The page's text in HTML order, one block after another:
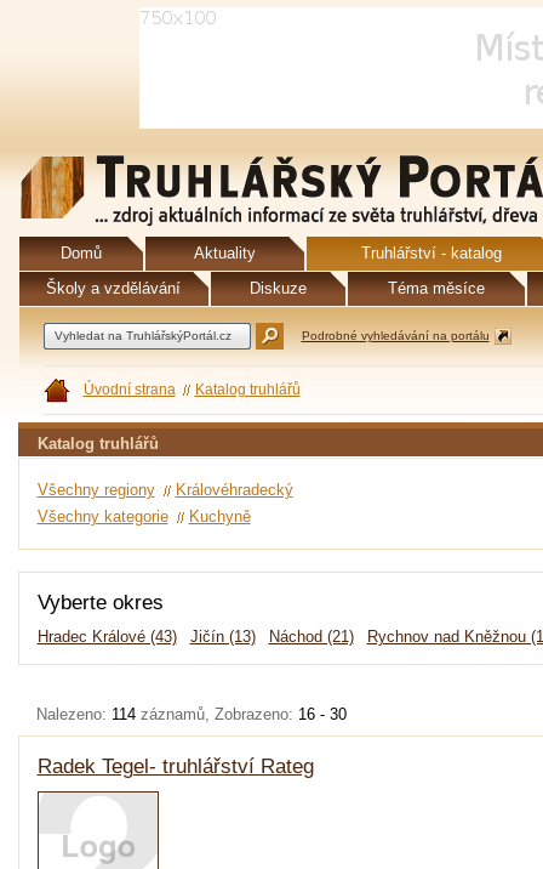
Domů Aktuality
Truhlářství - katalog
Školy a vzdělávání
Diskuze Téma měsíce
Podrobné vyhledávání na portálu
Úvodní strana Katalog truhlářů
Katalog truhlářů
Všechny regiony
Královéhradecký
Všechny kategorie
Kuchyně
Vyberte okres
Hradec Králové (43) Jičín (13) Náchod (21) Rychnov nad Kněžnou
Nalezeno: 114 záznamů, Zobrazeno: 16 - 30
Radek Tegel- truhlářství Rateg